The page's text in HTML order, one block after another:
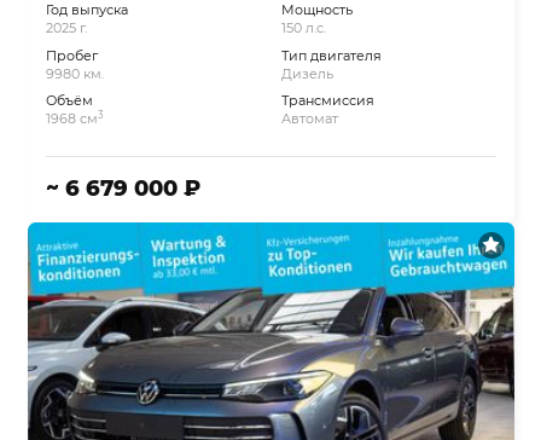
Год выпуска
2025 г.
Пробег
9980 км.
Объём
1968 см3
Мощность
150 л.с.
Тип двигателя
Дизель
Трансмиссия
Автомат
~ 6 679 000 ₽